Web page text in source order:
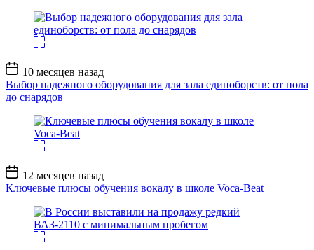
Дата
записи
10 месяцев назад
Выбор надежного оборудования для зала единоборств: от пола
до снарядов
Дата
записи
12 месяцев назад
Ключевые плюсы обучения вокалу в школе Voca-Beat